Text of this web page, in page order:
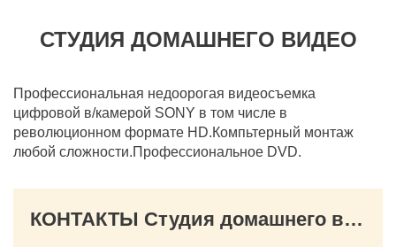
СТУДИЯ ДОМАШНЕГО ВИДЕО
Профессиональная недоорогая видеосъемка
цифровой в/камерой SONY в том числе в
революционном формате HD.Компьтерный монтаж
любой сложности.Профессиональное DVD.
КОНТАКТЫ Студия домашнего видео